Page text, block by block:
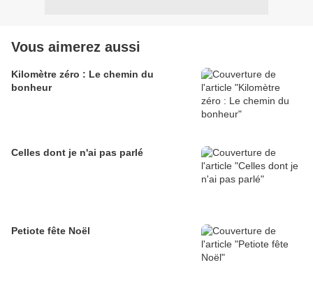
Vous aimerez aussi
Kilomètre zéro : Le chemin du
bonheur
Celles dont je n'ai pas parlé
Petiote fête Noël